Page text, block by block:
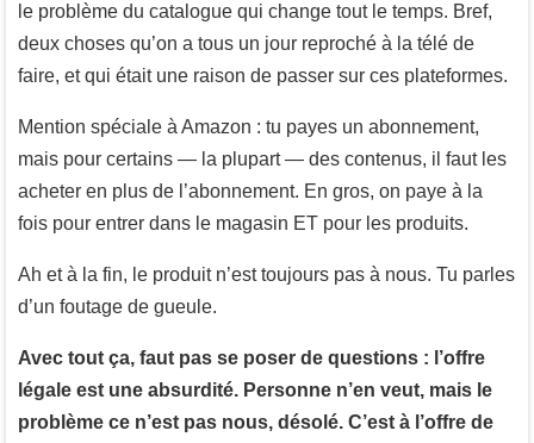
le problème du catalogue qui change tout le temps. Bref,
deux choses qu’on a tous un jour reproché à la télé de
faire, et qui était une raison de passer sur ces plateformes.
Mention spéciale à Amazon : tu payes un abonnement,
mais pour certains — la plupart — des contenus, il faut les
acheter en plus de l’abonnement. En gros, on paye à la
fois pour entrer dans le magasin ET pour les produits.
Ah et à la fin, le produit n’est toujours pas à nous. Tu parles
d’un foutage de gueule.
Avec tout ça, faut pas se poser de questions : l’offre
légale est une absurdité. Personne n’en veut, mais le
problème ce n’est pas nous, désolé. C’est à l’offre de